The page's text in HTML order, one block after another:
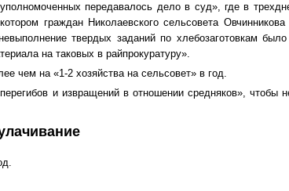
передавалось дело в суд», где в
граждан Николаевского сельсовета
твердых заданий по хлебозаготовкам
на таковых в райпрокуратуру».
чем на «1-2 хозяйства на сельсовет» в год.
и извращений в отношении средняков», чтобы